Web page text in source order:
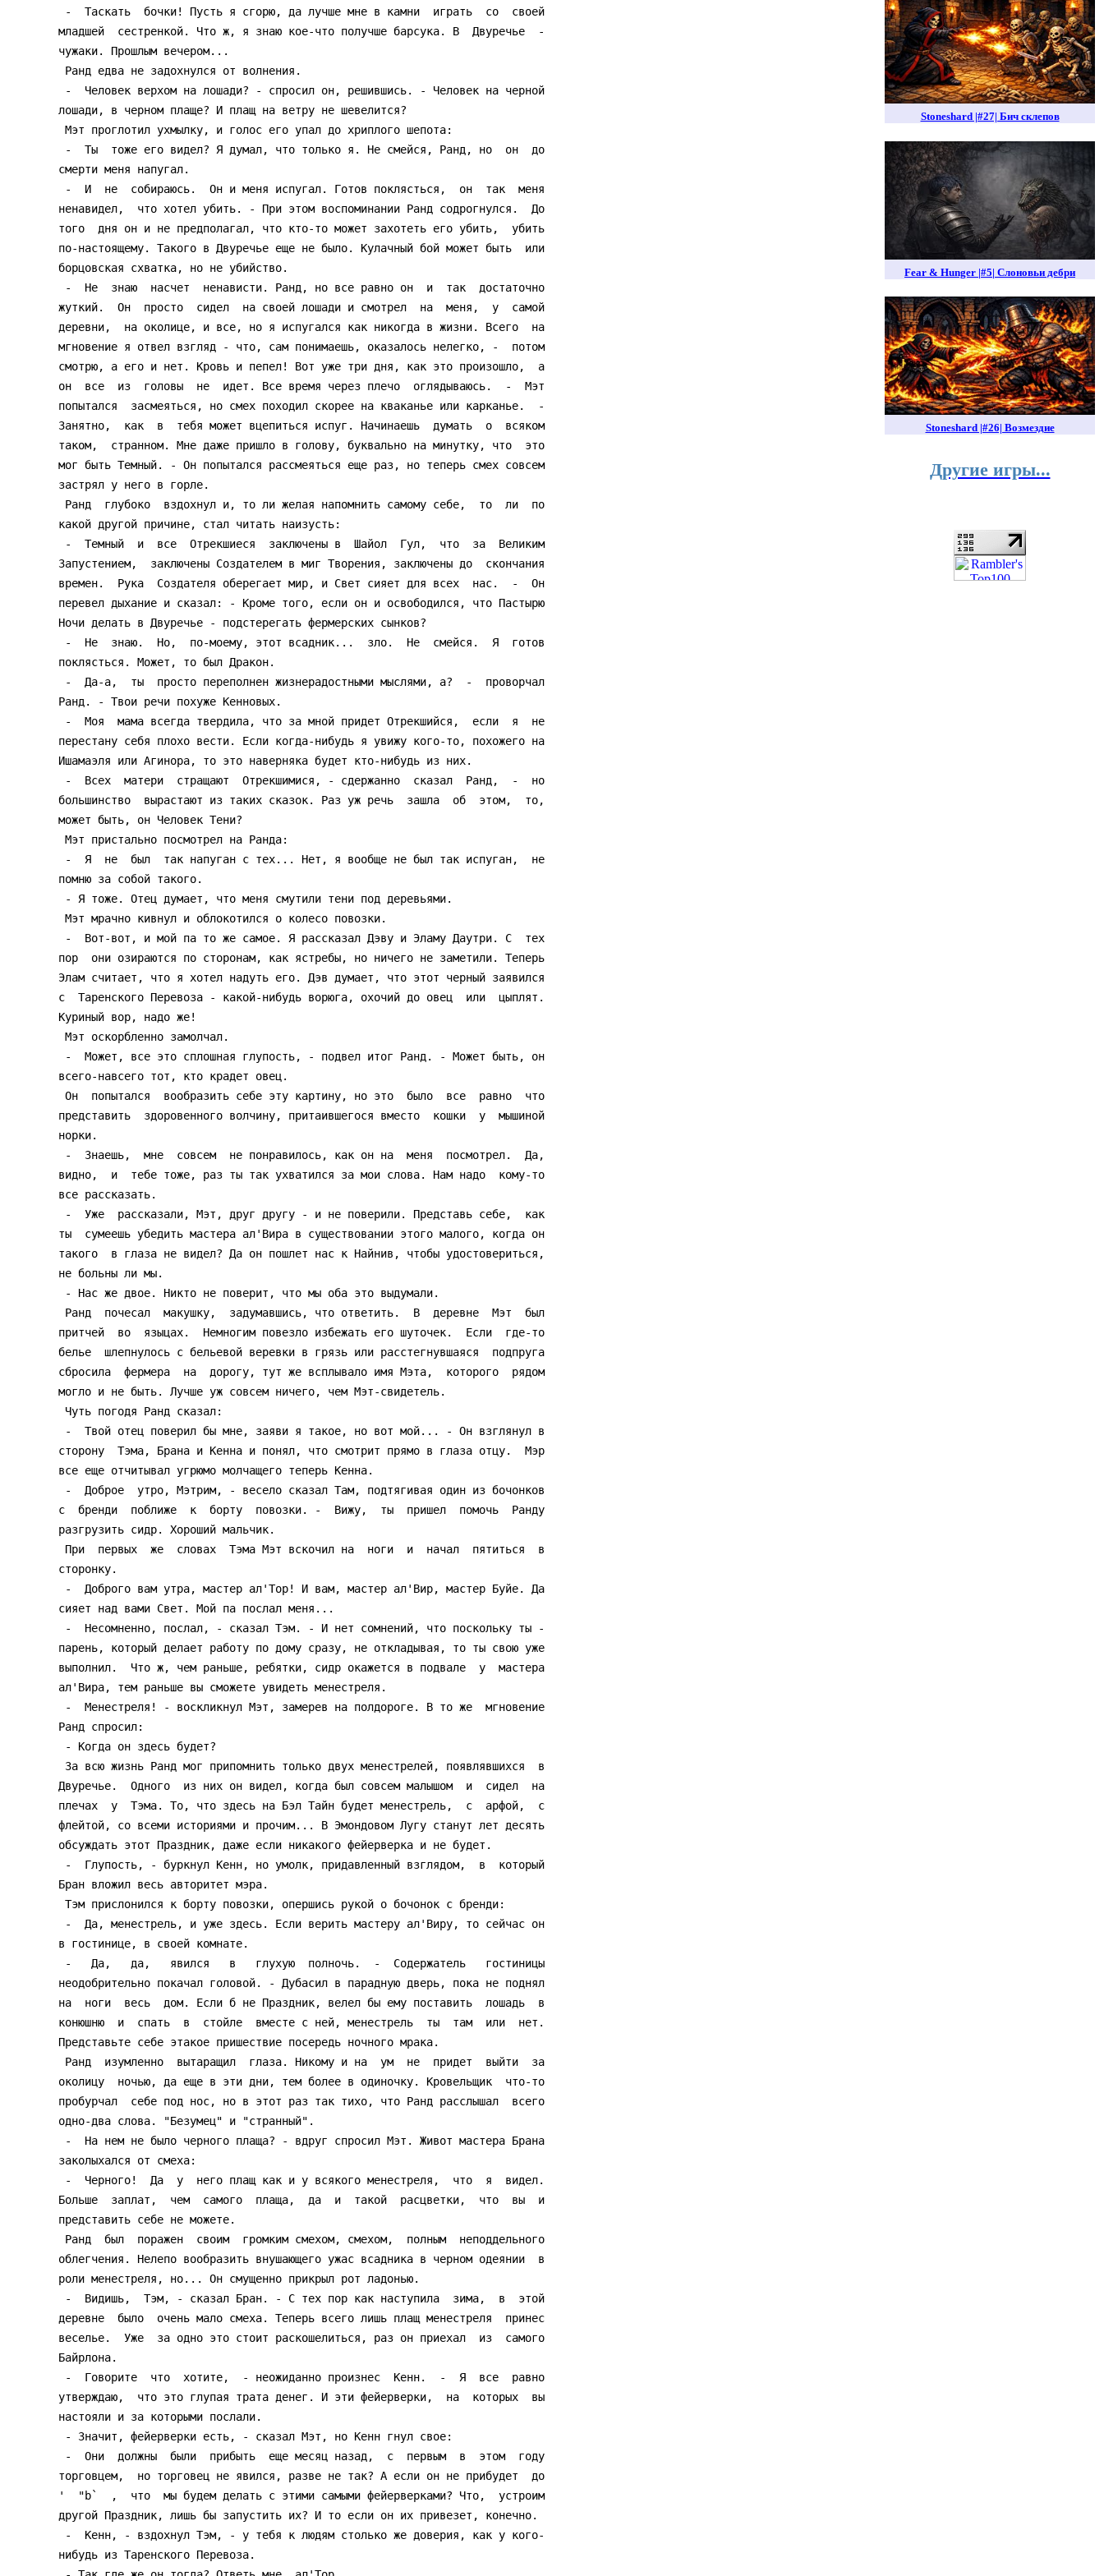
Stoneshard |#27| Бич склепов
Fear & Hunger |#5| Слоновьи дебри
Stoneshard |#26| Возмездие
Другие игры...